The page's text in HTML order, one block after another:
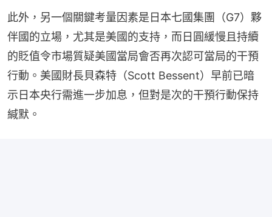
此外，另一個關鍵考量因素是日本七國集團（G7）夥
伴國的立場，尤其是美國的支持，而日圓緩慢且持續
的貶值令市場質疑美國當局會否再次認可當局的干預
行動。美國財長貝森特（Scott Bessent）早前已暗
示日本央行需進一步加息，但對是次的干預行動保持
緘默。